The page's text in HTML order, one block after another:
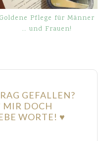
Goldene Pflege für Männer
… und Frauen!
GEFALLEN?
MIR DOCH
WORTE! ♥